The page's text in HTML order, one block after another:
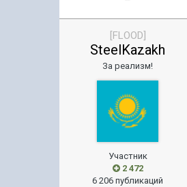
[FLOOD]
SteelKazakh
За реализм!
Участник
2 472
6 206 публикаций